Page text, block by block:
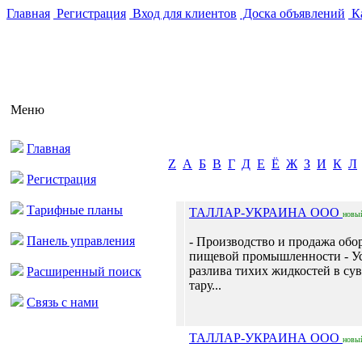
Главная Регистрация Вход для клиентов Доска объявлений
Меню
Главная
Регистрация
Тарифные планы
Панель управления
Расширенный поиск
Связь с нами
Z А Б В Г Д Е Ё Ж З И К Л
ТАЛЛАР-УКРАИНА ООО
- Производство и продажа
пищевой промышленности -
разлива тихих жидкостей в
тару...
ТАЛЛАР-УКРАИНА ООО